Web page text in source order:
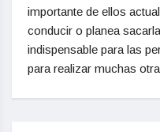
importante de ellos
conducir o planea
indispensable para las
para realizar muchas